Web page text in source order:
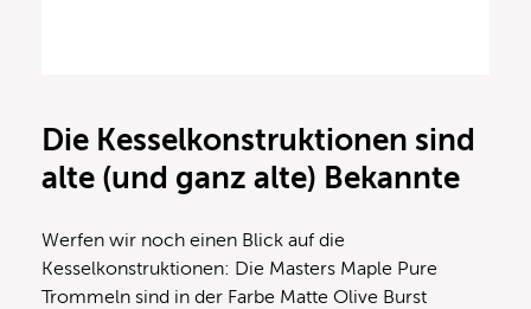
Die Kesselkonstruktionen sind
alte (und ganz alte) Bekannte
Werfen wir noch einen Blick auf die
Kesselkonstruktionen: Die Masters Maple Pure
Trommeln sind in der Farbe Matte Olive Burst